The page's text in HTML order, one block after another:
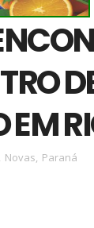
EM
Novas, Paraná